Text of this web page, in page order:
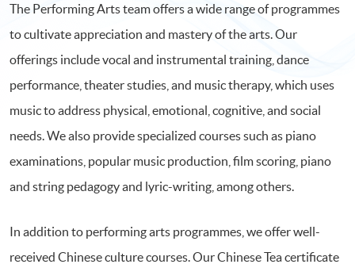
The Performing Arts team offers a wide range of programmes
to cultivate appreciation and mastery of the arts. Our
offerings include vocal and instrumental training, dance
performance, theater studies, and music therapy, which uses
music to address physical, emotional, cognitive, and social
needs. We also provide specialized courses such as piano
examinations, popular music production, film scoring, piano
and string pedagogy and lyric-writing, among others.
In addition to performing arts programmes, we offer well-
received Chinese culture courses. Our Chinese Tea certificate